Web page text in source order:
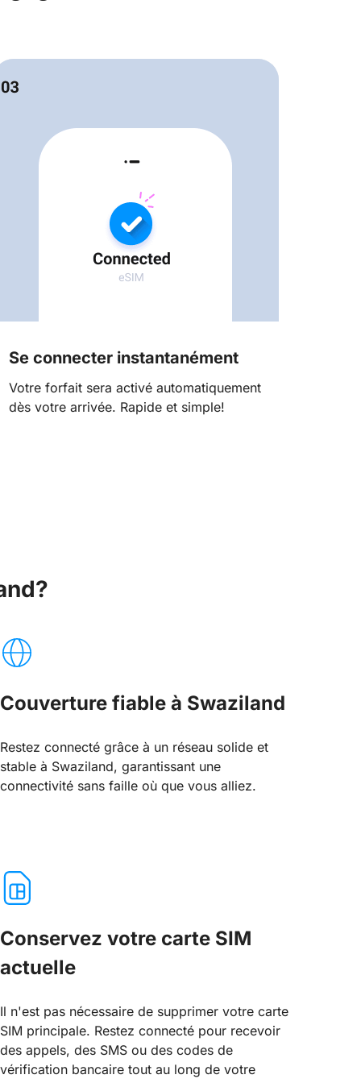
Se connecter instantanément
Votre forfait sera activé automatiquement
dès votre arrivée. Rapide et simple!
Couverture fiable à Swaziland
Restez connecté grâce à un réseau solide et
stable à Swaziland, garantissant une
connectivité sans faille où que vous alliez.
Conservez votre carte SIM
actuelle
Il n'est pas nécessaire de supprimer votre carte
SIM principale. Restez connecté pour recevoir
des appels, des SMS ou des codes de
vérification bancaire tout au long de votre